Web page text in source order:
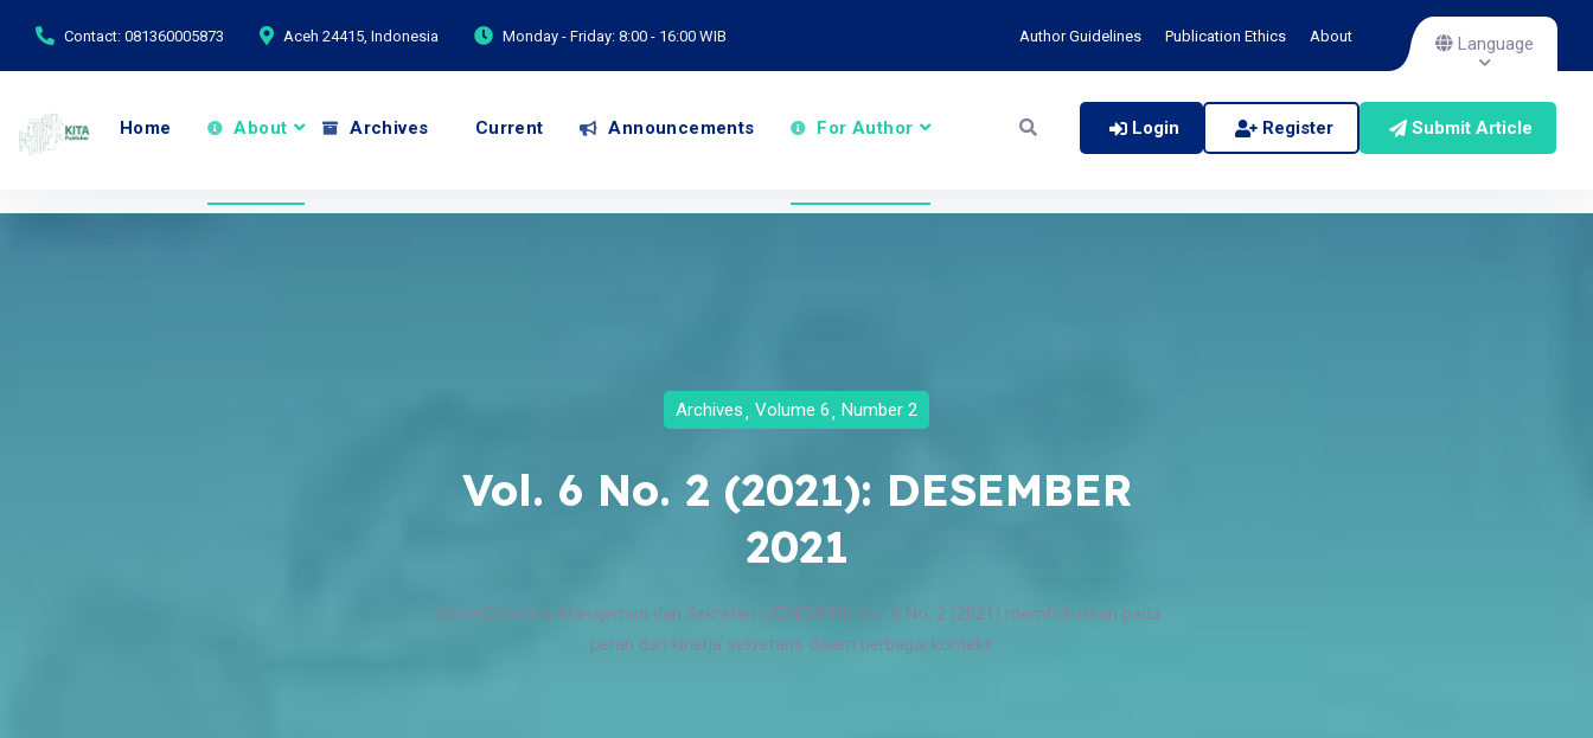
Contact: 081360005873 Aceh 24415, Indonesia Monday - Friday: 8:00 - 16:00 WIB Author Guidelines Publication Ethics About Language
Home About Archives Current Announcements For Author Login Register Submit Article
Archives Volume 6 Number 2
Vol. 6 No. 2 (2021): DESEMBER
2021
Jurnal Ekonomi Manajemen dan Sekretari (JEMENSRI) Vol. 6 No. 2 (2021) memfokuskan pada
peran dan kinerja sekretaris dalam berbagai konteks...